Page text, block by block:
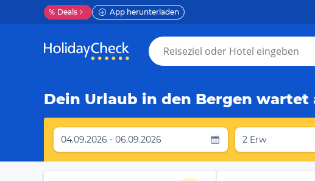
% Deals App herunterladen
Dein Urlaub in den Bergen wartet
04.09.2026 - 06.09.2026 2 Erw